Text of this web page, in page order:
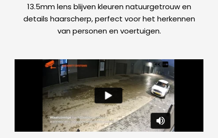
13.5mm lens blijven kleuren natuurgetrouw en
details haarscherp, perfect voor het herkennen
van personen en voertuigen.